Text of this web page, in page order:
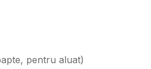
pentru aluat)